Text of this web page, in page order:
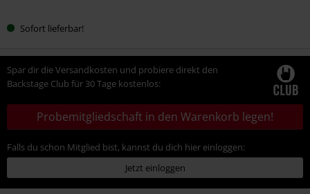
deineSofort lieferbar!
Spar dir die Versandkosten und probiere direkt den
Backstage Club für 30 Tage kostenlos:
Probemitgliedschaft in den Warenkorb legen!
Falls du schon Mitglied bist, kannst du dich hier einloggen:
Jetzt einloggen